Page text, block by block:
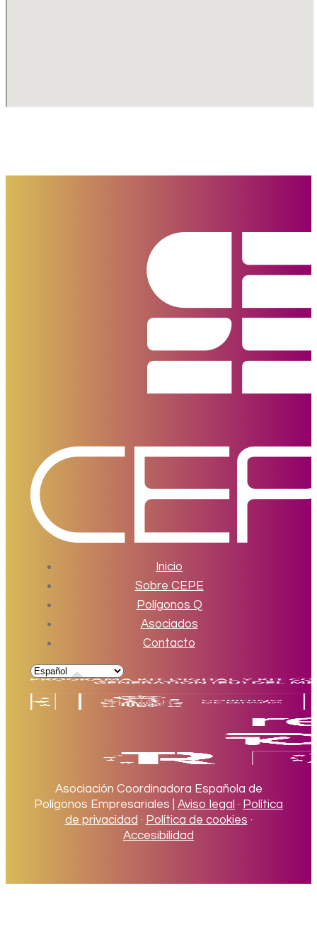
Inicio
Sobre CEPE
Polígonos Q
Asociados
Contacto
Asociación Coordinadora Española de
Polígonos Empresariales | Aviso legal · Política
de privacidad · Política de cookies ·
Accesibilidad